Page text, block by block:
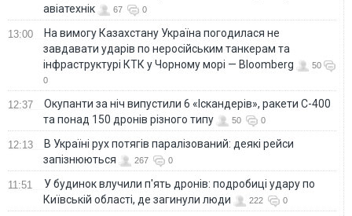
авіатехнік
67 0
13:00
На вимогу Казахстану Україна погодилася не
завдавати ударів по неросійським танкерам та
інфраструктурі КТК у Чорному морі — Bloomberg
50
0
12:37
Окупанти за ніч випустили 6 «Іскандерів», ракети С-400
та понад 150 дронів різного типу
50 0
12:13
В Україні рух потягів паралізований: деякі рейси
запізнюються
267 0
11:51
У будинок влучили п'ять дронів: подробиці удару по
Київській області, де загинули люди
222 0